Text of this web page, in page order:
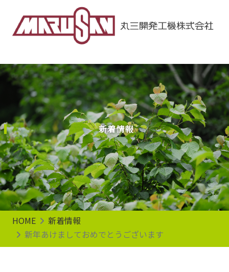
Main Navigation
新着情報
HOME
新着情報
新年あけましておめでとうございます